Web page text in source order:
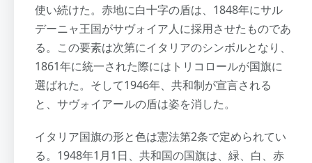
使い続けた。赤地に白十字の盾は、1848年にサル
デーニャ王国がサヴォイア人に採用させたものであ
る。この要素は次第にイタリアのシンボルとなり、
1861年に統一された際にはトリコロールが国旗に
選ばれた。そして1946年、共和制が宣言される
と、サヴォイアールの盾は姿を消した。
イタリア国旗の形と色は憲法第2条で定められてい
る。1948年1月1日、共和国の国旗は、緑、白、赤